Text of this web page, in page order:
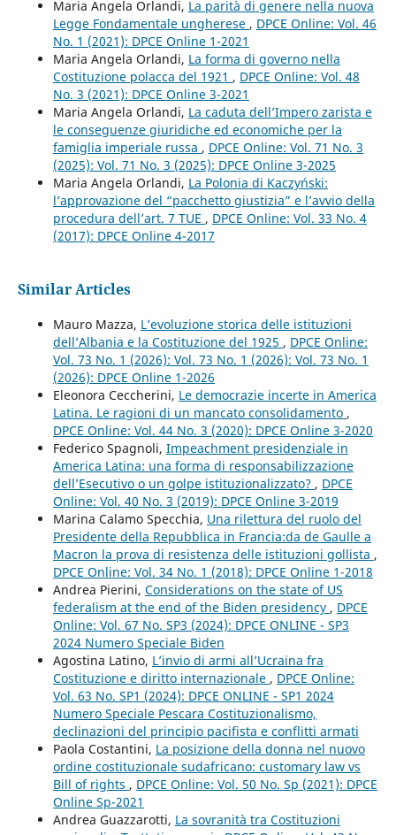
Maria Angela Orlandi, La parità di genere nella nuova
Legge Fondamentale ungherese , DPCE Online: Vol. 46
No. 1 (2021): DPCE Online 1-2021
Maria Angela Orlandi, La forma di governo nella
Costituzione polacca del 1921 , DPCE Online: Vol. 48
No. 3 (2021): DPCE Online 3-2021
Maria Angela Orlandi, La caduta dell’Impero zarista e
le conseguenze giuridiche ed economiche per la
famiglia imperiale russa , DPCE Online: Vol. 71 No. 3
(2025): Vol. 71 No. 3 (2025): DPCE Online 3-2025
Maria Angela Orlandi, La Polonia di Kaczyński:
l’approvazione del “pacchetto giustizia” e l’avvio della
procedura dell’art. 7 TUE , DPCE Online: Vol. 33 No. 4
(2017): DPCE Online 4-2017
Similar Articles
Mauro Mazza, L’evoluzione storica delle istituzioni
dell’Albania e la Costituzione del 1925 , DPCE Online:
Vol. 73 No. 1 (2026): Vol. 73 No. 1 (2026): Vol. 73 No. 1
(2026): DPCE Online 1-2026
Eleonora Ceccherini, Le democrazie incerte in America
Latina. Le ragioni di un mancato consolidamento ,
DPCE Online: Vol. 44 No. 3 (2020): DPCE Online 3-2020
Federico Spagnoli, Impeachment presidenziale in
America Latina: una forma di responsabilizzazione
dell’Esecutivo o un golpe istituzionalizzato? , DPCE
Online: Vol. 40 No. 3 (2019): DPCE Online 3-2019
Marina Calamo Specchia, Una rilettura del ruolo del
Presidente della Repubblica in Francia:da de Gaulle a
Macron la prova di resistenza delle istituzioni gollista ,
DPCE Online: Vol. 34 No. 1 (2018): DPCE Online 1-2018
Andrea Pierini, Considerations on the state of US
federalism at the end of the Biden presidency , DPCE
Online: Vol. 67 No. SP3 (2024): DPCE ONLINE - SP3
2024 Numero Speciale Biden
Agostina Latino, L’invio di armi all’Ucraina fra
Costituzione e diritto internazionale , DPCE Online:
Vol. 63 No. SP1 (2024): DPCE ONLINE - SP1 2024
Numero Speciale Pescara Costituzionalismo,
declinazioni del principio pacifista e conflitti armati
Paola Costantini, La posizione della donna nel nuovo
ordine costituzionale sudafricano: customary law vs
Bill of rights , DPCE Online: Vol. 50 No. Sp (2021): DPCE
Online Sp-2021
Andrea Guazzarotti, La sovranità tra Costituzioni